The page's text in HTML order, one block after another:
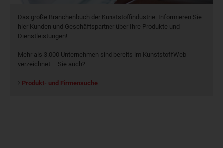
Das große Branchenbuch der Kunststoffindustrie: Informieren Sie
hier Kunden und Geschäftspartner über Ihre Produkte und
Dienstleistungen!
Mehr als 3.000 Unternehmen sind bereits im KunststoffWeb
verzeichnet – Sie auch?
Produkt- und Firmensuche